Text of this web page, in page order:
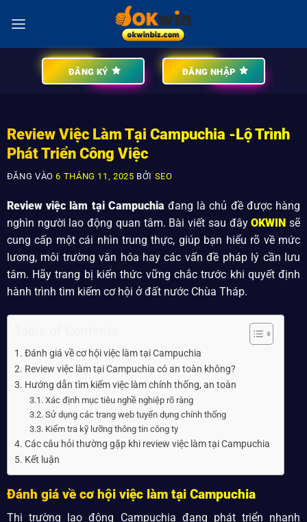
ĐĂNG KÝ ĐĂNG NHẬP
Review Việc Làm Tại Campuchia -Lộ Trình
Phát Triển Công Việc
ĐĂNG VÀO6 THÁNG 11, 2025 BỞI SEO
Review việc làm tại Campuchia đang là chủ đề được hàng
nghìn người lao động quan tâm. Bài viết sau đâyOKWIN sẽ
cung cấp một cái nhìn trung thực, giúp bạn hiểu rõ về mức
lương, môi trường văn hóa hay các vấn đề pháp lý cần lưu
tâm. Hãy trang bị kiến thức vững chắc trước khi quyết định
hành trình tìm kiếm cơ hội ở đất nước Chùa Tháp.
Đánh giá về cơ hội việc làm tại Campuchia
Review việc làm tại Campuchia có an toàn không?
Hướng dẫn tìm kiếm việc làm chính thống, an toàn
Xác định mục tiêu nghề nghiệp rõ ràng
Sử dụng các trang web tuyển dụng chính thống
Kiểm tra kỹ lưỡng thông tin công ty
Các câu hỏi thường gặp khi review việc làm tại Campuchia
Kết luận
Đánh giá về cơ hội việc làm tại Campuchia
Thị trường lao động Campuchia đang phát triển nhanh